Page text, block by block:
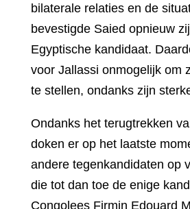
bilaterale relaties en de
bevestigde Saied opnieuw
Egyptische kandidaat.
voor Jallassi onmogelijk om
te stellen, ondanks zijn
Ondanks het terugtrekken
doken er op het laatste
andere tegenkandidaten op
die tot dan toe de enige
Congolees Firmin Edouard